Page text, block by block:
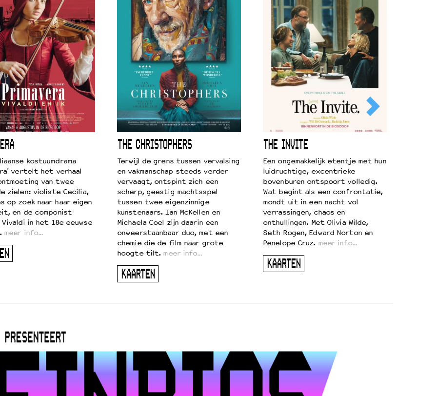
kostuumdrama
vertelt het verhaal
van twee
zielen: violiste Cecilia,
op zoek naar haar eigen
en de componist
in het 18e eeuwse
meer info…
THE CHRISTOPHERS
Terwijl de grens tussen vervalsing
en vakmanschap steeds verder
vervaagt, ontspint zich een
scherp, geestig machtsspel
tussen twee eigenzinnige
kunstenaars. Ian McKellen en
Michaela Coel zijn daarin een
onweerstaanbaar duo, met een
chemie die de film naar grote
hoogte tilt. meer info…
KAARTEN
THE INVITE
Een ongemakkelijk etentje met hun
luidruchtige, excentrieke
bovenburen ontspoort volledig.
Wat begint als een confrontatie,
mondt uit in een nacht vol
verrassingen, chaos en
onthullingen. Met Olivia Wilde,
Seth Rogen, Edward Norton en
Penelope Cruz. meer info…
KAARTEN